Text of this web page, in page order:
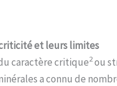
et leurs limites
caractère critique2ou
a connu de